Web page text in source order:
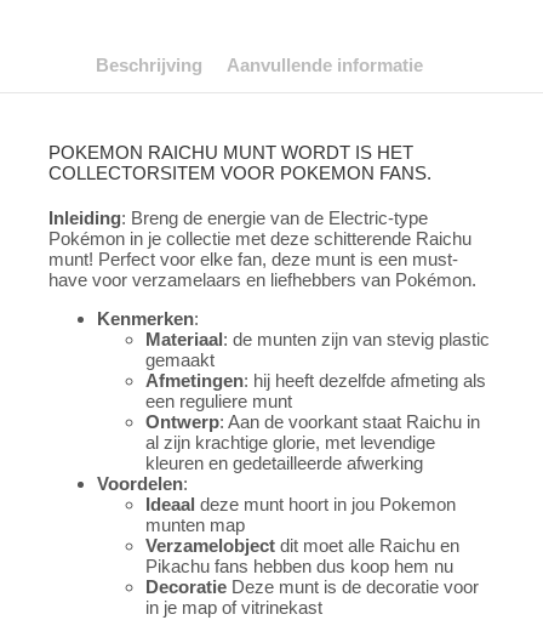
Beschrijving Aanvullende informatie
POKEMON RAICHU MUNT WORDT IS HET
COLLECTORSITEM VOOR POKEMON FANS.
Inleiding: Breng de energie van de Electric-type
Pokémon in je collectie met deze schitterende Raichu
munt! Perfect voor elke fan, deze munt is een must-
have voor verzamelaars en liefhebbers van Pokémon.
Kenmerken:
Materiaal: de munten zijn van stevig plastic
gemaakt
Afmetingen: hij heeft dezelfde afmeting als
een reguliere munt
Ontwerp: Aan de voorkant staat Raichu in
al zijn krachtige glorie, met levendige
kleuren en gedetailleerde afwerking
Voordelen:
Ideaal deze munt hoort in jou Pokemon
munten map
Verzamelobject dit moet alle Raichu en
Pikachu fans hebben dus koop hem nu
Decoratie Deze munt is de decoratie voor
in je map of vitrinekast